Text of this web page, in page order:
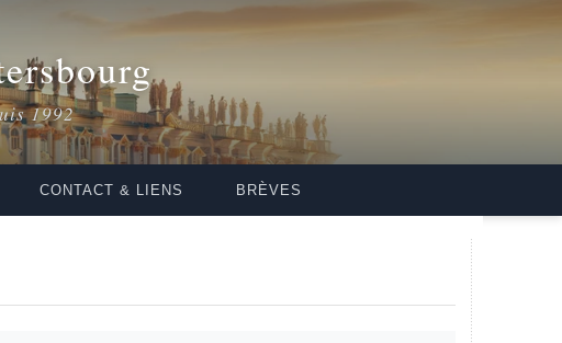
1992
CONTACT & LIENS BRÈVES